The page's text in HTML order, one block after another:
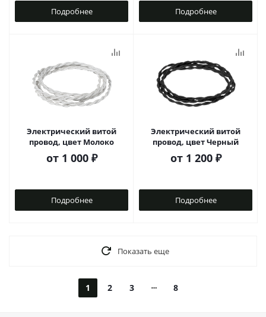
Подробнее Подробнее
Электрический витой
провод, цвет Молоко
от 1 000 ₽
Подробнее
Электрический витой
провод, цвет Черный
от 1 200 ₽
Подробнее
Показать еще
1 2 3 8